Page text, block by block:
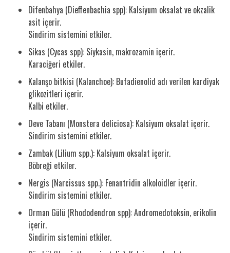
Difenbahya (Dieffenbachia spp): Kalsiyum oksalat ve okzalik
asit içerir.
Sindirim sistemini etkiler.
Sikas (Cycas spp): Siykasin, makrozamin içerir.
Karaciğeri etkiler.
Kalanşo bitkisi (Kalanchoe): Bufadienolid adı verilen kardiyak
glikozitleri içerir.
Kalbi etkiler.
Deve Tabanı (Monstera deliciosa): Kalsiyum oksalat içerir.
Sindirim sistemini etkiler.
Zambak (Lilium spp.): Kalsiyum oksalat içerir.
Böbreği etkiler.
Nergis (Narcissus spp.): Fenantridin alkoloidler içerir.
Sindirim sistemini etkiler.
Orman Gülü (Rhododendron spp): Andromedotoksin, erikolin
içerir.
Sindirim sistemini etkiler.